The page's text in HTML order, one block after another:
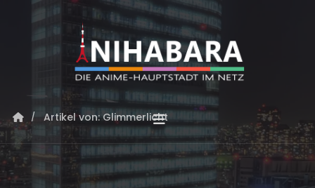
Artikel von: Glimmerlicht